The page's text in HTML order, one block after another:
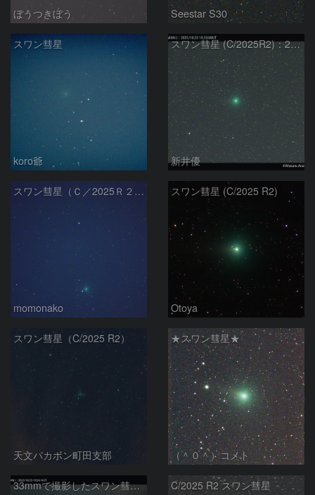
ぼうつきぼう Seestar S30
スワン彗星
koro爺
スワン彗星 (C/2025R2)：2025/10/23
新井優
スワン彗星（Ｃ／2025Ｒ２） 251027
momonako
スワン彗星 (C/2025 R2)
Otoya
スワン彗星（C/2025 R2）
天文バカボン町田支部
★スワン彗星★
（＾０＾）コメト
33mmで撮影したスワン彗星 (C/2025R2)：2025/10/23 C/2025 R2 スワン彗星